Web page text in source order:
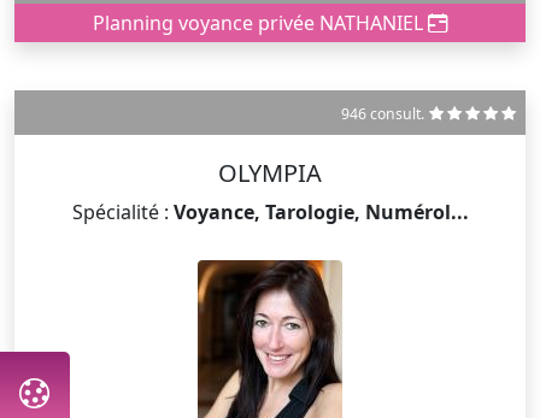
Planning voyance privée NATHANIEL
946 consult.
OLYMPIA
Spécialité : Voyance, Tarologie, Numérol...